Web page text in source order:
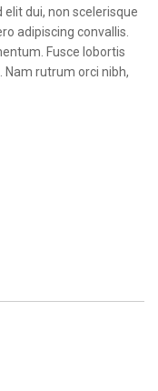
dui, non scelerisque
adipiscing convallis.
Fusce lobortis
Nam rutrum orci nibh,